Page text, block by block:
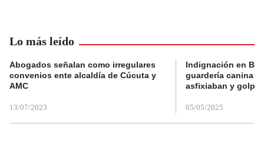
Lo más leído
Abogados señalan como irregulares
convenios ente alcaldía de Cúcuta y
AMC
13/07/2023
Indignación en
guardería canina
asfixiaban y
05/05/2025